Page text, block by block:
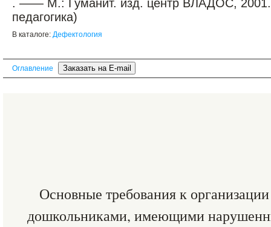
. —— М.: Гуманит. изд. центр ВЛАДОС,
педагогика)
В каталоге: Дефектология
Оглавление
Основные требования к
дошкольниками, имеющими